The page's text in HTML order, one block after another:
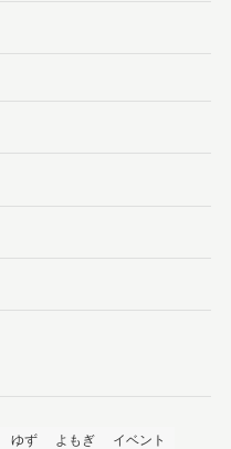
ゆず よもぎ
イベント